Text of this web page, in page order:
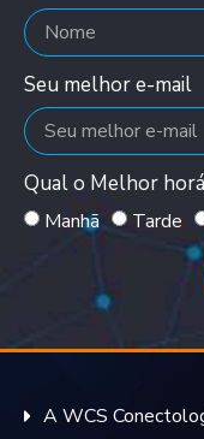
Seu melhor e-mail
Qual o Melhor
Manhã Tarde
A WCS